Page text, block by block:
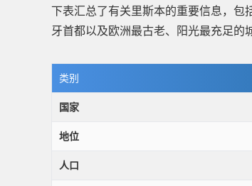
下表汇总了有关里斯本的重要信息，包
牙首都以及欧洲最古老、阳光最充足的
类别
国家
地位
人口